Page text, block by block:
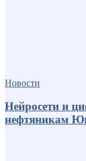
Новости
Нейросети и
нефтяникам